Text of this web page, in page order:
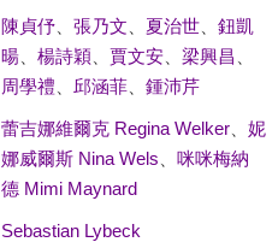
陳貞伃、 張乃文 夏治世、 鈕凱
暘、 楊詩穎 賈文安、 梁興昌
周學禮
邱涵菲、 鍾沛芹
蕾吉娜維爾克 Regina Welker、 妮
娜威爾斯 Nina Wels
咪咪梅納
德 Mimi Maynard
Sebastian Lybeck